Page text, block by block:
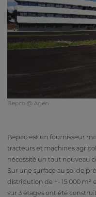
Bepco @ Agen
Bepco est un fournisseur
tracteurs et machines
nécessité un tout nouveau
Sur une surface au sol de
distribution de +- 15 000 m²
sur 3 étages ont été